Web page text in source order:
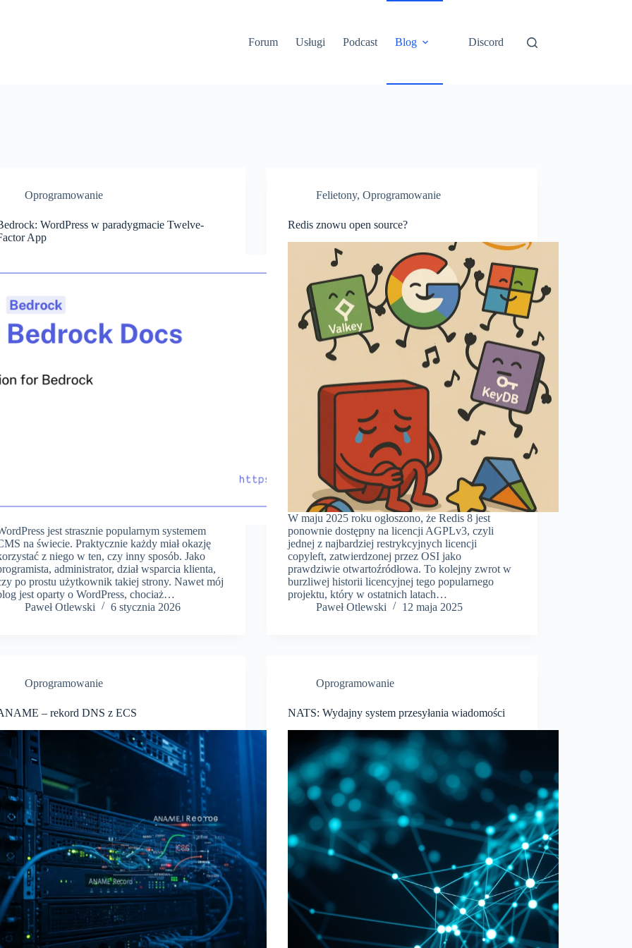
Forum Usługi Podcast Blog Discord
Oprogramowanie
WordPress w paradygmacie Twelve-
App
jest strasznie popularnym systemem
na świecie. Praktycznie każdy miał okazję
z niego w ten, czy inny sposób. Jako
administrator, dział wsparcia klienta,
po prostu użytkownik takiej strony. Nawet mój
jest oparty o WordPress, chociaż…
Paweł Otlewski
6 stycznia 2026
Felietony,Oprogramowanie
Redis znowu open source?
W maju 2025 roku ogłoszono, że Redis 8 jest
ponownie dostępny na licencji AGPLv3, czyli
jednej z najbardziej restrykcyjnych licencji
copyleft, zatwierdzonej przez OSI jako
prawdziwie otwartoźródłowa. To kolejny zwrot w
burzliwej historii licencyjnej tego popularnego
projektu, który w ostatnich latach…
Paweł Otlewski
12 maja 2025
Oprogramowanie
– rekord DNS z ECS
Oprogramowanie
NATS: Wydajny system przesyłania wiadomości